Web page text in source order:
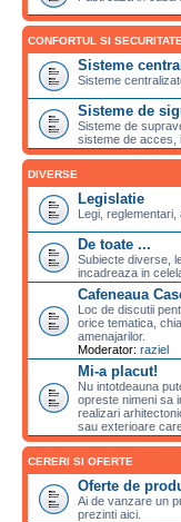
CONFORTUL SI
Sisteme
Sisteme
Sisteme de
Sisteme de
sisteme de acces,
DIVERSE
Legislatie
Legi, reglementari,
De toate ...
Subiecte diverse,
incadreaza in
Cafeneaua
Loc de discutii
orice tematica,
amenajarilor.
Moderator: raziel
Mi-a placut!
Nu intotdeauna
opreste nimeni sa
realizari
sau exterioare
CERERI SI OFERTE
Oferte de
Ai de vanzare un
prezinti aici.